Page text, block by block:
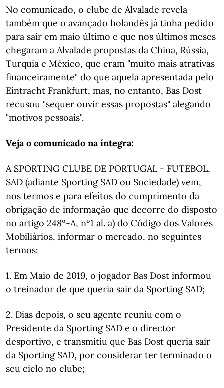
No comunicado, o clube de Alvalade revela
também que o avançado holandês já tinha pedido
para sair em maio último e que nos últimos meses
chegaram a Alvalade propostas da China, Rússia,
Turquia e México, que eram "muito mais atrativas
financeiramente" do que aquela apresentada pelo
Eintracht Frankfurt, mas, no entanto, Bas Dost
recusou "sequer ouvir essas propostas" alegando
"motivos pessoais".
Veja o comunicado na íntegra:
A SPORTING CLUBE DE PORTUGAL - FUTEBOL,
SAD (adiante Sporting SAD ou Sociedade) vem,
nos termos e para efeitos do cumprimento da
obrigação de informação que decorre do disposto
no artigo 248º-A, nº1 al. a) do Código dos Valores
Mobiliários, informar o mercado, no seguintes
termos:
1. Em Maio de 2019, o jogador Bas Dost informou
o treinador de que queria sair da Sporting SAD;
2. Dias depois, o seu agente reuniu com o
Presidente da Sporting SAD e o director
desportivo, e transmitiu que Bas Dost queria sair
da Sporting SAD, por considerar ter terminado o
seu ciclo no clube;